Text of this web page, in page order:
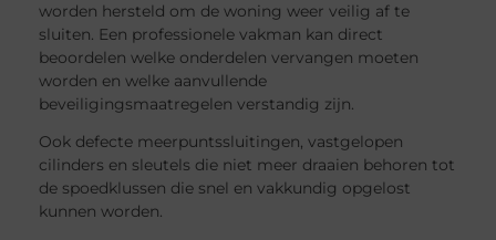
worden hersteld om de woning weer veilig af te
sluiten. Een professionele vakman kan direct
beoordelen welke onderdelen vervangen moeten
worden en welke aanvullende
beveiligingsmaatregelen verstandig zijn.
Ook defecte meerpuntssluitingen, vastgelopen
cilinders en sleutels die niet meer draaien behoren tot
de spoedklussen die snel en vakkundig opgelost
kunnen worden.